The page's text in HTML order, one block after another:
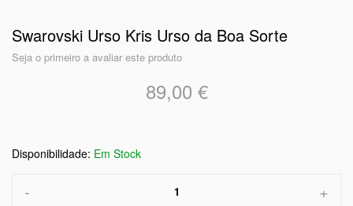
Swarovski Urso Kris Urso da Boa Sorte
Seja o primeiro a avaliar este produto
89,00 €
Em Stock
- +